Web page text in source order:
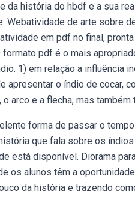
da história do hbdf e a sua
Webatividade de arte sobre
em pdf no final,
pdf é o mais
1) em relação a influência
apresentar o índio de cocar,
arco e a flecha, mas
forma de passar o
que fala sobre os
está disponível. Diorama
os alunos têm a
da história e trazendo